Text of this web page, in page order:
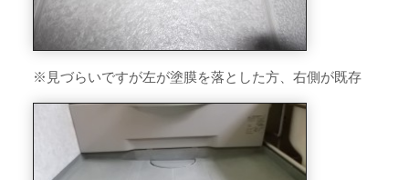
※見づらいですが左が塗膜を落とした方、右側が既存